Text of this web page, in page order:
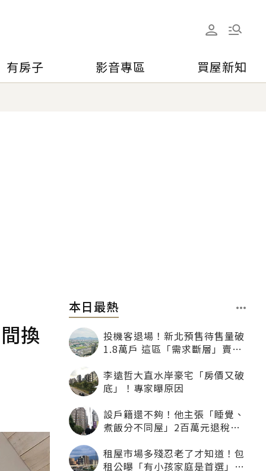
有房子 影音專區 買屋新知
換
本日最熱
投機客退場！新北預售待售量破
1.8萬戶 這區「需求斷層」賣壓
李遠哲大直水岸豪宅「房價又破
底」！專家曝原因
設戶籍還不夠！他主張「睡覺、
煮飯分不同屋」2百萬元退稅照
租屋市場多殘忍老了才知道！包
租公曝「有小孩家庭是首選」：